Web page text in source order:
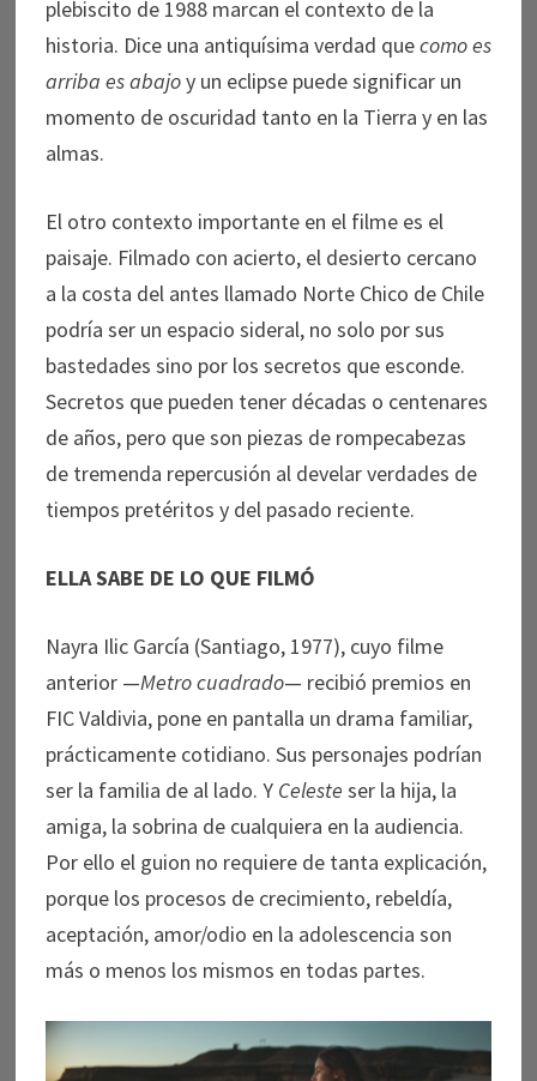
plebiscito de 1988 marcan el contexto de la
historia. Dice una antiquísima verdad quecomo es
arriba es abajoy un eclipse puede significar un
momento de oscuridad tanto en la Tierra y en las
almas.
El otro contexto importante en el filme es el
paisaje. Filmado con acierto, el desierto cercano
a la costa del antes llamado Norte Chico de Chile
podría ser un espacio sideral, no solo por sus
bastedades sino por los secretos que esconde.
Secretos que pueden tener décadas o centenares
de años, pero que son piezas de rompecabezas
de tremenda repercusión al develar verdades de
tiempos pretéritos y del pasado reciente.
ELLA SABE DE LO QUE FILMÓ
Nayra Ilic García (Santiago, 1977), cuyo filme
anterior —Metro cuadrado— recibió premios en
FIC Valdivia, pone en pantalla un drama familiar,
prácticamente cotidiano. Sus personajes podrían
ser la familia de al lado. Y Celeste ser la hija, la
amiga, la sobrina de cualquiera en la audiencia.
Por ello el guion no requiere de tanta explicación,
porque los procesos de crecimiento, rebeldía,
aceptación, amor/odio en la adolescencia son
más o menos los mismos en todas partes.